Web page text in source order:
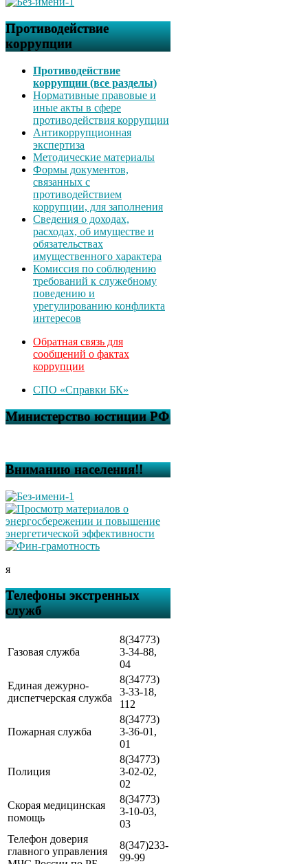
Противодействие
коррупции
Противодействие
коррупции (все разделы)
Нормативные правовые и
иные акты в сфере
противодействия коррупции
Антикоррупционная
экспертиза
Методические материалы
Формы документов,
связанных с
противодействием
коррупции, для заполнения
Сведения о доходах,
расходах, об имуществе и
обязательствах
имущественного характера
Комиссия по соблюдению
требований к служебному
поведению и
урегулированию конфликта
интересов
Обратная связь для
сообщений о фактах
коррупции
СПО «Справки БК»
Министерство юстиции РФ
Вниманию населения!!
я
Телефоны экстренных
служб
Газовая служба
8(34773)
3-34-88,
04
Единая дежурно-
диспетчерская служба
8(34773)
3-33-18,
112
Пожарная служба
8(34773)
3-36-01,
01
Полиция
8(34773)
3-02-02,
02
Скорая медицинская
помощь
8(34773)
3-10-03,
03
Телефон доверия
главного управления
8(347)233-
99-99